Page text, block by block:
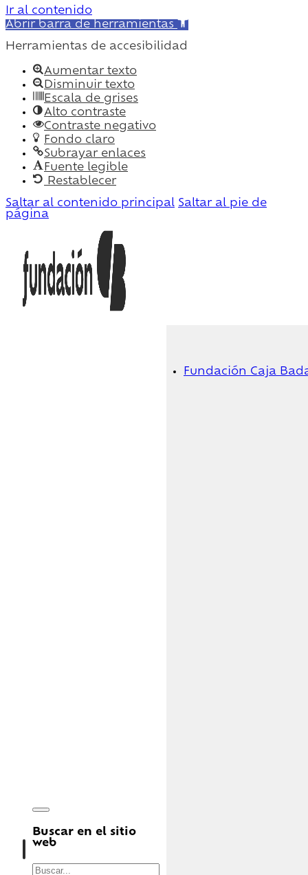
Ir al contenido
Abrir barra de herramientas
Herramientas de accesibilidad
Aumentar texto
Disminuir texto
Escala de grises
Alto contraste
Contraste negativo
Fondo claro
Subrayar enlaces
Fuente legible
Restablecer
Saltar al contenido principal Saltar al pie de
página
Buscar en el sitio
web
Buscar
Fundación Caja